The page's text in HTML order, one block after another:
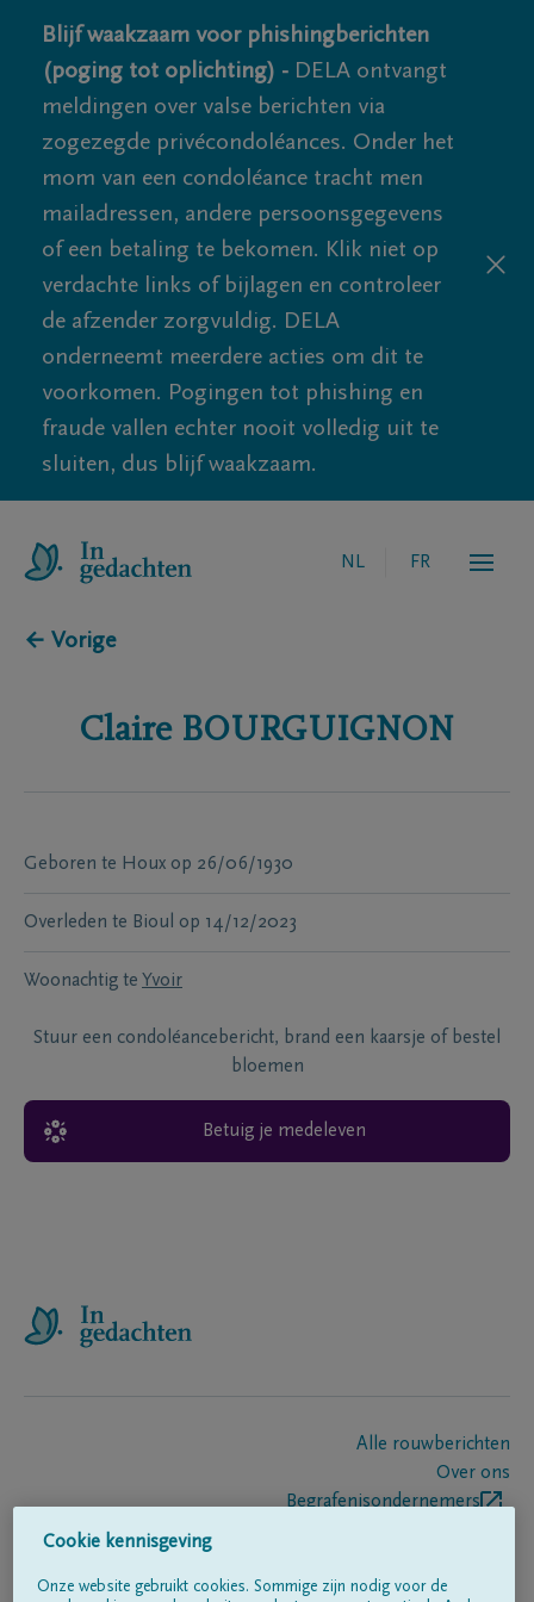
Blijf waakzaam voor phishingberichten
(poging tot oplichting) - DELA ontvangt
meldingen over valse berichten via
zogezegde privécondoléances. Onder het
mom van een condoléance tracht men
mailadressen, andere persoonsgegevens
of een betaling te bekomen. Klik niet op
verdachte links of bijlagen en controleer
de afzender zorgvuldig. DELA
onderneemt meerdere acties om dit te
voorkomen. Pogingen tot phishing en
fraude vallen echter nooit volledig uit te
sluiten, dus blijf waakzaam.
NL FR
← Vorige
Claire BOURGUIGNON
Geboren te Houx op 26/06/1930
Overleden te Bioul op 14/12/2023
Woonachtig te Yvoir
Stuur een condoléancebericht, brand een kaarsje of bestel
bloemen
Betuig je medeleven
Alle rouwberichten
Over ons
Begrafenisondernemers
Cookie kennisgeving
Onze website gebruikt cookies. Sommige zijn nodig voor de